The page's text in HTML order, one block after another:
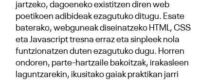
jartzeko, dagoeneko existitzen diren web
poetikoen adibideak ezagutuko ditugu. Esate
baterako, webguneak diseinatzeko HTML, CSS
eta Javascript tresna erraz eta sinpleek nola
funtzionatzen duten ezagutuko dugu. Horren
ondoren, parte-hartzaile bakoitzak, irakasleen
laguntzarekin, ikusitako gaiak praktikan jarri